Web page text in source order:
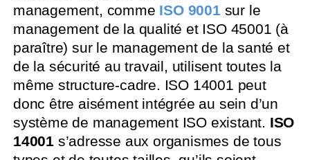
management, comme ISO 9001 sur le
management de la qualité et ISO 45001 (à
paraître) sur le management de la santé et
de la sécurité au travail, utilisent toutes la
même structure-cadre. ISO 14001 peut
donc être aisément intégrée au sein d’un
système de management ISO existant. ISO
14001s’adresse aux organismes de tous